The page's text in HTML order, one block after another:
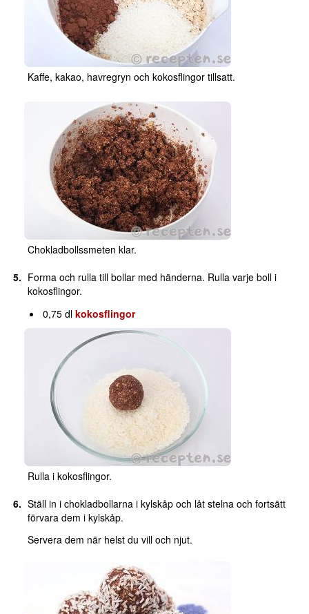
Kaffe, kakao, havregryn och kokosflingor tillsatt.
Chokladbollssmeten klar.
Forma och rulla till bollar med händerna. Rulla varje boll i
kokosflingor.
0,75 dlkokosflingor
Rulla i kokosflingor.
Ställ in i chokladbollarna i kylskåp och låt stelna och fortsätt
förvara dem i kylskåp.
Servera dem när helst du vill och njut.